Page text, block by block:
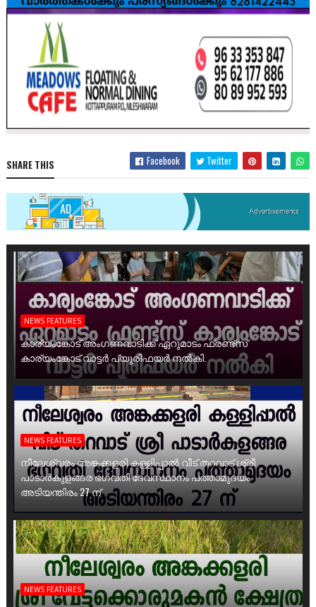
SHARE THIS Facebook Twitter
NEWS FEATURES
കാര്യംങ്കോട് അംഗണവാടിക്ക് ഏറുമാടം ഫ്രണ്ട്സ്
കാര്യംങ്കോട് വാട്ടർ പ്യൂരിഫയർ നൽകി.
NEWS FEATURES
നീലേശ്വരം അങ്കക്കളരി കള്ളിപ്പാൽ വീട് തറവാട് ശ്രീ
പാടാർകുളങ്ങര ഭഗവതി ദേവസ്ഥാനം പത്താമുദയം
അടിയന്തിരം 27 ന്
NEWS FEATURES